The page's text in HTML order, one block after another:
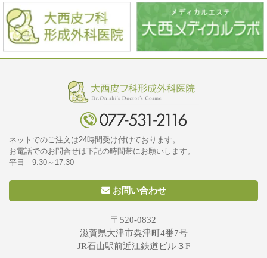
ネットでのご注文は24時間受け付けております。
お電話でのお問合せは下記の時間帯にお願いします。
平日 9:30～17:30
お問い合わせ
〒520-0832
滋賀県大津市粟津町4番7号
JR石山駅前近江鉄道ビル３F